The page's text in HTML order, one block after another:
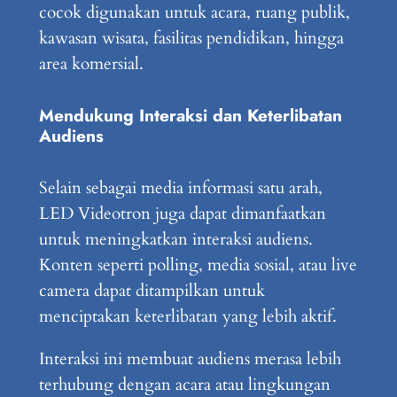
cocok digunakan untuk acara, ruang publik,
kawasan wisata, fasilitas pendidikan, hingga
area komersial.
Mendukung Interaksi dan Keterlibatan
Audiens
Selain sebagai media informasi satu arah,
LED Videotron juga dapat dimanfaatkan
untuk meningkatkan interaksi audiens.
Konten seperti polling, media sosial, atau live
camera dapat ditampilkan untuk
menciptakan keterlibatan yang lebih aktif.
Interaksi ini membuat audiens merasa lebih
terhubung dengan acara atau lingkungan